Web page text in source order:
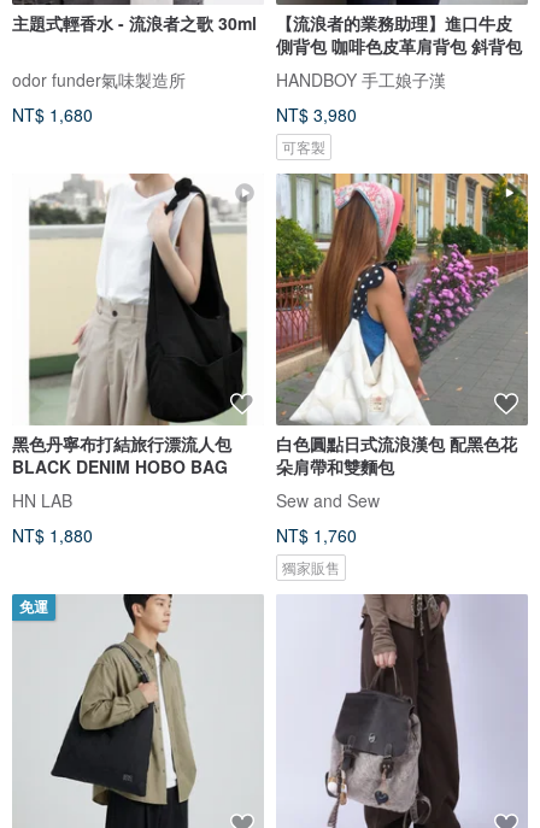
主題式輕香水 - 流浪者之歌 30ml
odor funder氣味製造所
NT$ 1,680
【流浪者的業務助理】進口牛皮
側背包 咖啡色皮革肩背包 斜背包
HANDBOY 手工娘子漢
NT$ 3,980
可客製
黑色丹寧布打結旅行漂流人包
BLACK DENIM HOBO BAG
HN LAB
NT$ 1,880
白色圓點日式流浪漢包 配黑色花
朵肩帶和雙麵包
Sew and Sew
NT$ 1,760
獨家販售
免運